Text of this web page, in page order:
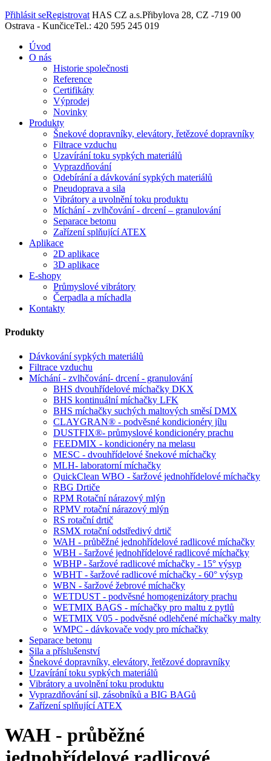
Přihlásit seRegistrovat HAS CZ a.s.Přibylova 28, CZ -719 00
Ostrava - KunčiceTel.: 420 595 245 019
Úvod
O nás
Historie společnosti
Reference
Certifikáty
Výprodej
Novinky
Produkty
Šnekové dopravníky, elevátory, řetězové dopravníky
Filtrace vzduchu
Uzavírání toku sypkých materiálů
Vyprazdňování
Odebírání a dávkování sypkých materiálů
Pneudoprava a sila
Vibrátory a uvolnění toku produktu
Míchání - zvlhčování - drcení – granulování
Separace betonu
Zařízení splňující ATEX
Aplikace
2D aplikace
3D aplikace
E-shopy
Průmyslové vibrátory
Čerpadla a míchadla
Kontakty
Produkty
Dávkování sypkých materiálů
Filtrace vzduchu
Míchání - zvlhčování- drcení - granulování
BHS dvouhřídelové míchačky DKX
BHS kontinuální míchačky LFK
BHS míchačky suchých maltových směsí DMX
CLAYGRAN® - podvěsné kondicionéry jílu
DUSTFIX®- průmyslové kondicionéry prachu
FEEDMIX - kondicionéry na melasu
MESC - dvouhřídelové šnekové míchačky
MLH- laboratorní míchačky
QuickClean WBO - šaržové jednohřídelové míchačky
RBG Drtiče
RPM Rotační nárazový mlýn
RPMV rotační nárazový mlýn
RS rotační drtič
RSMX rotační odstředivý drtič
WAH - průběžné jednohřídelové radlicové míchačky
WBH - šaržové jednohřídelové radlicové míchačky
WBHP - šaržové radlicové míchačky - 15° výsyp
WBHT - šaržové radlicové míchačky - 60° výsyp
WBN - šaržové žebrové míchačky
WETDUST - podvěsné homogenizátory prachu
WETMIX BAGS - míchačky pro maltu z pytlů
WETMIX V05 - podvěsné odlehčené míchačky malty
WMPC - dávkovače vody pro míchačky
Separace betonu
Sila a příslušenství
Šnekové dopravníky, elevátory, řetězové dopravníky
Uzavírání toku sypkých materiálů
Vibrátory a uvolnění toku produktu
Vyprazdňování sil, zásobníků a BIG BAGů
Zařízení splňující ATEX
WAH - průběžné